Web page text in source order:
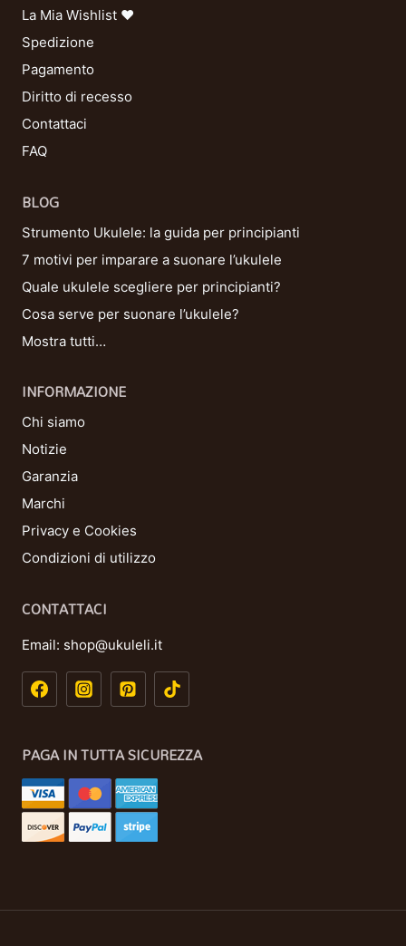
La Mia Wishlist ❤
Spedizione
Pagamento
Diritto di recesso
Contattaci
FAQ
BLOG
Strumento Ukulele: la guida per principianti
7 motivi per imparare a suonare l’ukulele
Quale ukulele scegliere per principianti?
Cosa serve per suonare l’ukulele?
Mostra tutti…
INFORMAZIONE
Chi siamo
Notizie
Garanzia
Marchi
Privacy e Cookies
Condizioni di utilizzo
CONTATTACI
Email: shop@ukuleli.it
PAGA IN TUTTA SICUREZZA